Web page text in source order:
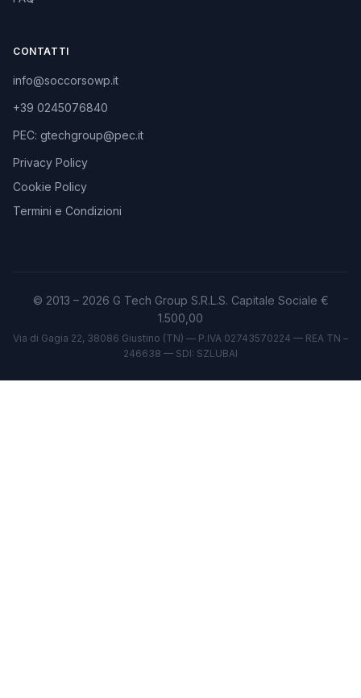
CONTATTI
info@soccorsowp.it
+39 0245076840
PEC: gtechgroup@pec.it
Privacy Policy
Cookie Policy
Termini e Condizioni
© 2013 – 2026 G Tech Group S.R.L.S. Capitale Sociale €
1.500,00
Via di Gagia 22, 38086 Giustino (TN) — P.IVA 02743570224 — REA TN –
246638 — SDI: SZLUBAI